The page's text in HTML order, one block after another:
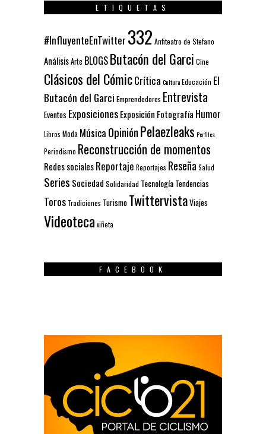
ETIQUETAS
#InfluyenteEnTwitter 332 Anfiteatro de Stefano
AnálisisArte BLOGSButacón del Garci Cine
Clásicos del CómicCrítica CulturaEducación El
Butacón del Garci Emprendedores Entrevista
Eventos ExposicionesExposición Fotografía Humor
Libros Moda Música OpiniónPelaezleaks Perfiles
Periodismo Reconstrucción de momentos
Redes socialesReportaje Reportajes ReseñaSalud
Series Sociedad Solidaridad Tecnología Tendencias
Toros Tradiciones Turismo TwittervistaViajes
Videotecaviñeta
FACEBOOK